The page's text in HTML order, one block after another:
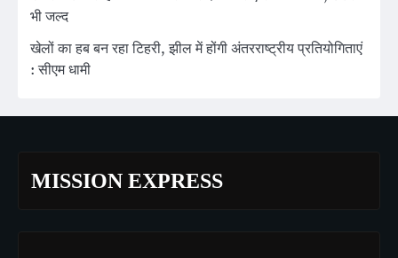
भी जल्द
खेलों का हब बन रहा टिहरी, झील में होंगी अंतरराष्ट्रीय प्रतियोगिताएं
: सीएम धामी
MISSION EXPRESS